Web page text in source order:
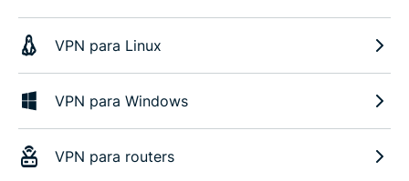
VPN para Linux
VPN para Windows
VPN para routers